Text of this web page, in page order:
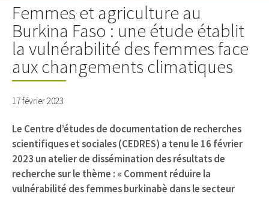
Femmes et agriculture au
Burkina Faso : une étude établit
la vulnérabilité des femmes face
aux changements climatiques
17 février 2023
Le Centre d’études de documentation de recherches
scientifiques et sociales (CEDRES) a tenu le 16 février
2023 un atelier de dissémination des résultats de
recherche sur le thème : « Comment réduire la
vulnérabilité des femmes burkinabè dans le secteur